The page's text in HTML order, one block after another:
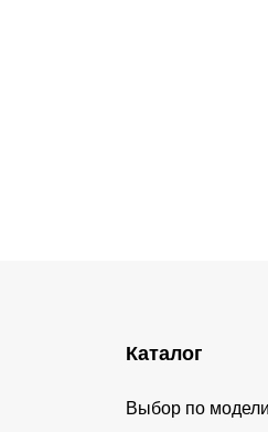
Каталог
Выбор по модели